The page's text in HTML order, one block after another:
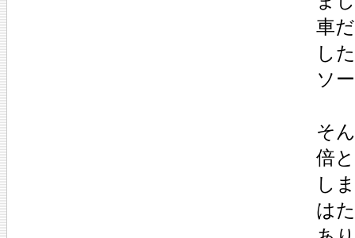
車
し
ソ
そ
倍
し
は